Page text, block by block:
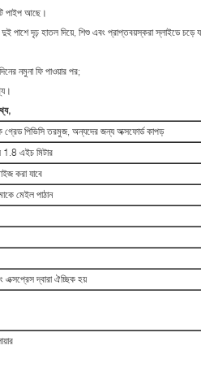
পাইপ আছে।
পাশে দৃঢ় হাতল দিয়ে, শিশু এবং প্রাপ্তবয়স্করা স্লাইডে চড়ে
নমুনা ফি পাওয়ার পর;
গ্রেড পিভিসি তরমুজ, অন্যদের জন্য অক্সফোর্ড কাপড়
এইচ মিটার
করা যাবে
মেইল ​​পাঠান
এক্সপ্রেস দ্বারা ঐচ্ছিক হয়